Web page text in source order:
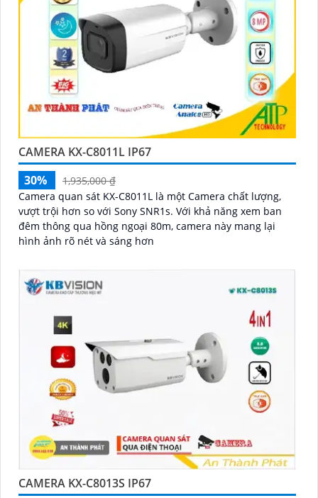
CAMERA KX-C8011L IP67
30%
1,935,000 ₫
Camera quan sát KX-C8011L là một Camera chất lượng,
vượt trội hơn so với Sony SNR1s. Với khả năng xem ban
đêm thông qua hồng ngoại 80m, camera này mang lại
hình ảnh rõ nét và sáng hơn
CAMERA KX-C8013S IP67